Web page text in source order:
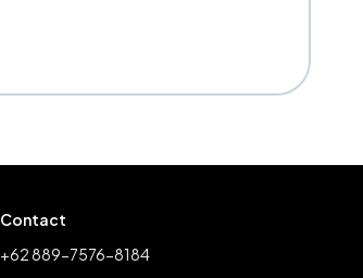
Contact
+62 889-7576-8184